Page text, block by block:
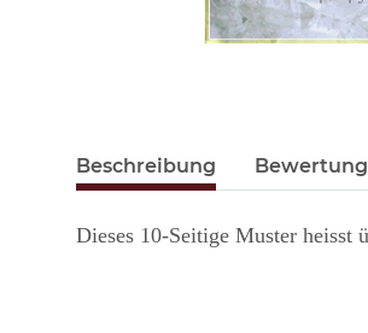
Beschreibung
Dieses 10-Seitige Muster heisst